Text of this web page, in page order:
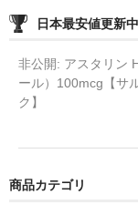
日本最安値更新中
非公開: アスタリン
ール）100mcg【サ
ク】
商品カテゴリ